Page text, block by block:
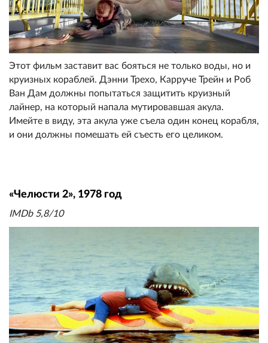
Этот фильм заставит вас бояться не только воды, но и
круизных кораблей. Дэнни Трехо, Карруче Трейн и Роб
Ван Дам должны попытаться защитить круизный
лайнер, на который напала мутировавшая акула.
Имейте в виду, эта акула уже съела один конец корабля,
и они должны помешать ей съесть его целиком.
«Челюсти 2», 1978 год
IMDb 5,8/10